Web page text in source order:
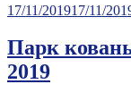
Posted
17/11/201917/11/
Парк
2019